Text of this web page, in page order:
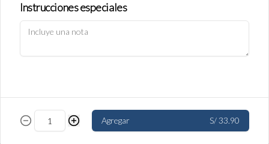
S/ 11.90
Política de Cookies
Haga clic en Aceptar para permitir que Justo use cookies a fin
Configuración de cookies Aceptar
Instrucciones especiales
Agregar S/ 33.90